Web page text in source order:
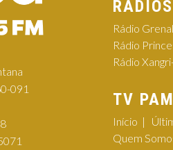
091
RÁDIOS
Rádio Grenal
Rádio
Rádio
TV
Início
Quem